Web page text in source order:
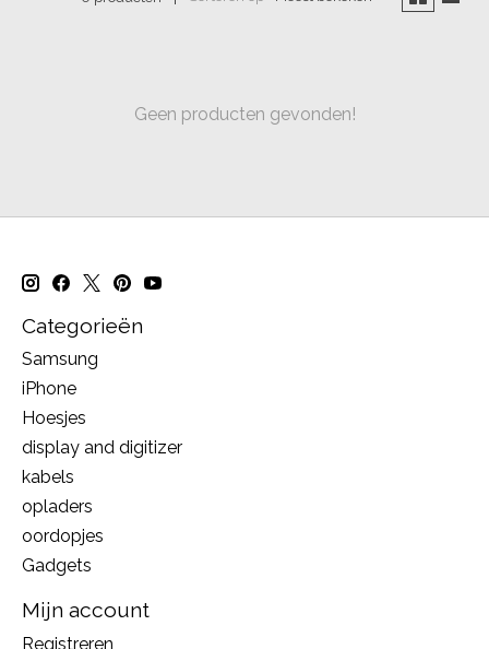
Geen producten gevonden!
Categorieën
Samsung
iPhone
Hoesjes
display and digitizer
kabels
opladers
oordopjes
Gadgets
Mijn account
Registreren